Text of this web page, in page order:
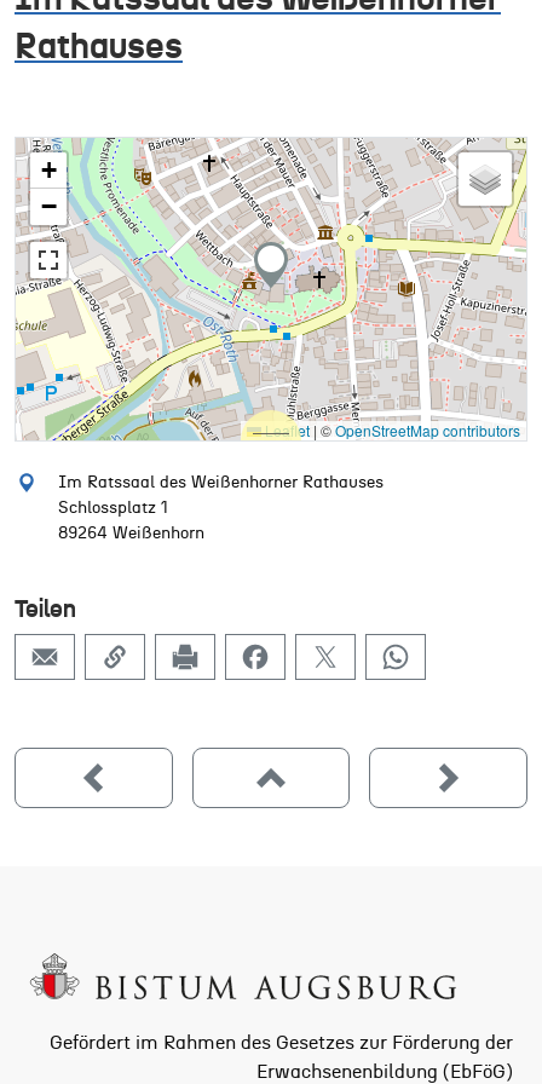
Rathauses
+
−
Leaflet | ©OpenStreetMap contributors
Im Ratssaal des Weißenhorner Rathauses
Schlossplatz 1
89264 Weißenhorn
Teilen
Gefördert im Rahmen des Gesetzes zur Förderung der
Erwachsenenbildung (EbFöG)